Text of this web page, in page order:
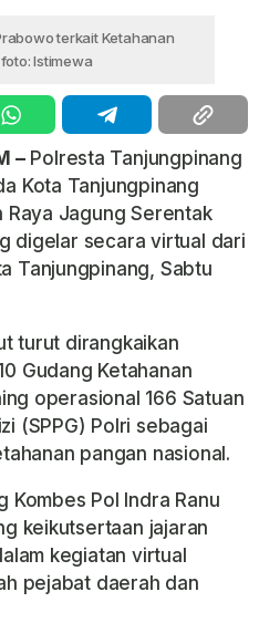
terkait Ketahanan
Istimewa
–Polresta Tanjungpinang
Kota Tanjungpinang
Raya Jagung Serentak
digelar secara virtual dari
Tanjungpinang, Sabtu
turut dirangkaikan
Gudang Ketahanan
operasional 166 Satuan
(SPPG) Polri sebagai
pangan nasional.
Kombes Pol Indra Ranu
keikutsertaan jajaran
kegiatan virtual
pejabat daerah dan